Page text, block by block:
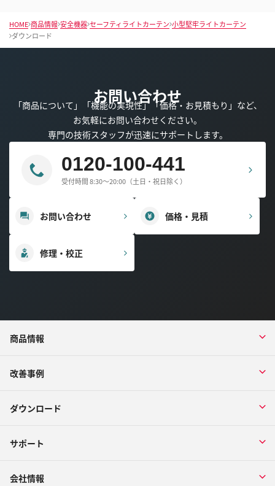
HOME 商品情報 安全機器 セーフティライトカーテン 小型堅牢ライトカーテン
ダウンロード
お問い合わせ
「商品について」「機能の実現性」「価格・お見積もり」など、
お気軽にお問い合わせください。
専門の技術スタッフが迅速にサポートします。
0120-100-441
受付時間 8:30～20:00（土日・祝日除く）
お問い合わせ 価格・見積
修理・校正
商品情報
改善事例
ダウンロード
サポート
会社情報